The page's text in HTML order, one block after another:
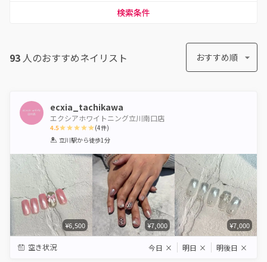
検索条件
93 人のおすすめネイリスト おすすめ順
ecxia_tachikawa
エクシアホワイトニング立川南口店
4.5
1 2 3 4 5
(4件)
立川駅から徒歩1分
¥6,500 ¥7,000 ¥7,000
空き状況 今日 × 明日 × 明後日 ×